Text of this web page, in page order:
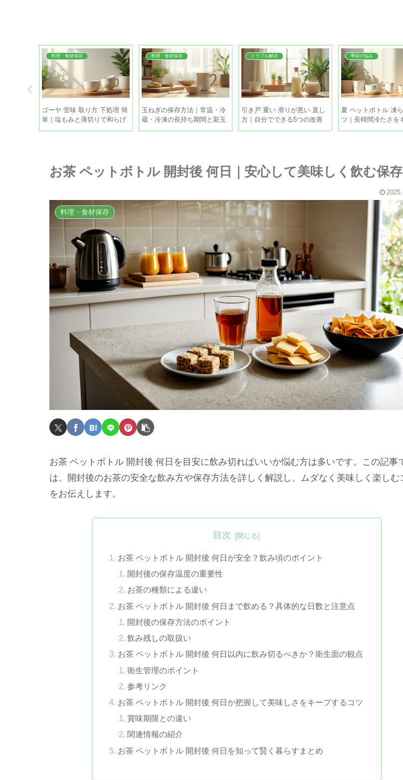
料理・食材保存
ゴーヤ 苦味 取り方 下処理 簡
単｜塩もみと薄切りで和らげ
る手順
料理・食材保存
玉ねぎの保存方法｜常温・冷
蔵・冷凍の長持ち期間と新玉
ねぎの違い
トラブル解決
引き戸 重い 滑りが悪い 直し
方｜自分でできる5つの改善
策
季節の悩み
夏 ペットボトル 凍
ツ｜長時間冷たさを
る5つの方法
お茶 ペットボトル 開封後 何日｜安心して美味しく飲む保
料理・食材保存
お茶 ペットボトル 開封後 何日を目安に飲み切ればいいか悩む方は多いです。この記事
は、開封後のお茶の安全な飲み方や保存方法を詳しく解説し、ムダなく美味しく楽しむ
をお伝えします。
目次
お茶 ペットボトル 開封後 何日が安全？飲み頃のポイント
開封後の保存温度の重要性
お茶の種類による違い
お茶 ペットボトル 開封後 何日まで飲める？具体的な日数と注意点
開封後の保存方法のポイント
飲み残しの取扱い
お茶 ペットボトル 開封後 何日以内に飲み切るべきか？衛生面の観点
衛生管理のポイント
参考リンク
お茶 ペットボトル 開封後 何日か把握して美味しさをキープするコツ
賞味期限との違い
関連情報の紹介
お茶 ペットボトル 開封後 何日を知って賢く暮らすまとめ